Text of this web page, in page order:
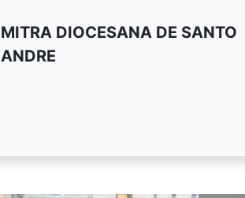
MITRA DIOCESANA DE SANTO
ANDRE